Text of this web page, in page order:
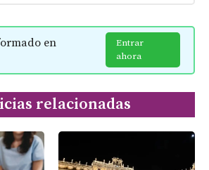
en
Entrar
ahora
relacionadas